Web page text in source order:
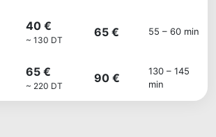
40 €
~ 130 DT
65 € 55 – 60 min
65 €
~ 220 DT
90 €
130 – 145
min